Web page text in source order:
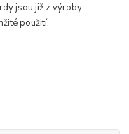
jsou již z výroby
použití.